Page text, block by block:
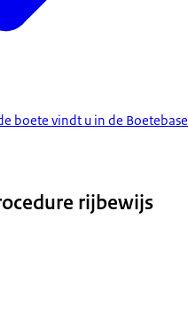
boete vindt u in de Boetebase
rijbewijs